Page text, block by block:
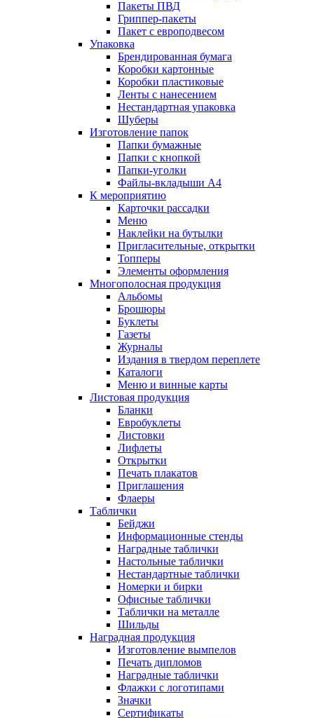
Пакеты ПВД
Гриппер-пакеты
Пакет с европодвесом
Упаковка
Брендированная бумага
Коробки картонные
Коробки пластиковые
Ленты с нанесением
Нестандартная упаковка
Шуберы
Изготовление папок
Папки бумажные
Папки с кнопкой
Папки-уголки
Файлы-вкладыши А4
К мероприятию
Карточки рассадки
Меню
Наклейки на бутылки
Пригласительные, открытки
Топперы
Элементы оформления
Многополосная продукция
Альбомы
Брошюры
Буклеты
Газеты
Журналы
Издания в твердом переплете
Каталоги
Меню и винные карты
Листовая продукция
Бланки
Евробуклеты
Листовки
Лифлеты
Открытки
Печать плакатов
Приглашения
Флаеры
Таблички
Бейджи
Информационные стенды
Наградные таблички
Настольные таблички
Нестандартные таблички
Номерки и бирки
Офисные таблички
Таблички на металле
Шильды
Наградная продукция
Изготовление вымпелов
Печать дипломов
Наградные таблички
Флажки с логотипами
Значки
Сертификаты